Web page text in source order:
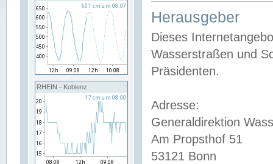
RHEIN - Koblenz
Herausgeber
Dieses
Wasserstraßen und
Präsidenten.
Adresse:
Generaldirektion
Am Propsthof 51
53121 Bonn